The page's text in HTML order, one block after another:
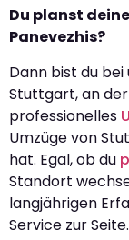
Du planst
Panevezhis?
Dann bist du bei
Stuttgart, an
professionelles
Umzüge von
hat. Egal, ob du
Standort
langjährigen
Service zur Seite.